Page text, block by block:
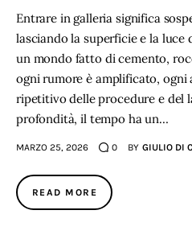
Entrare in galleria significa
lasciando la superficie e la luce
un mondo fatto di cemento,
ogni rumore è amplificato,
ripetitivo delle procedure e del
profondità, il tempo ha un…
MARZO 25, 2026 0 BY GIULIO DI
READ MORE